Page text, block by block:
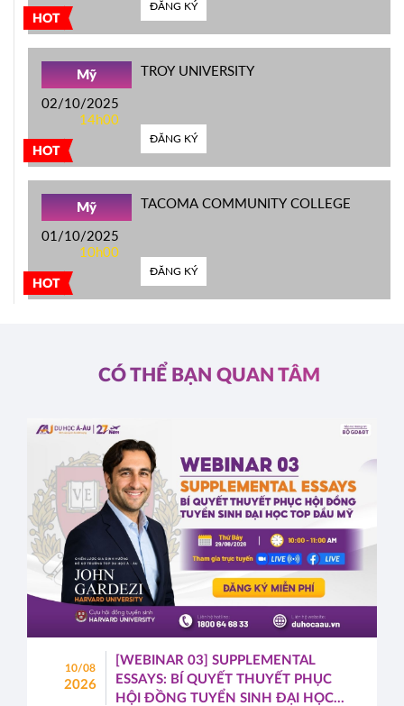
HOT
ĐĂNG KÝ
HOT
Mỹ
02/10/2025
14h00
TROY UNIVERSITY
ĐĂNG KÝ
HOT
Mỹ
01/10/2025
10h00
TACOMA COMMUNITY COLLEGE
ĐĂNG KÝ
CÓ THỂ BẠN QUAN TÂM
10/08
2026
[WEBINAR 03] SUPPLEMENTAL
ESSAYS: BÍ QUYẾT THUYẾT PHỤC
HỘI ĐỒNG TUYỂN SINH ĐẠI HỌC